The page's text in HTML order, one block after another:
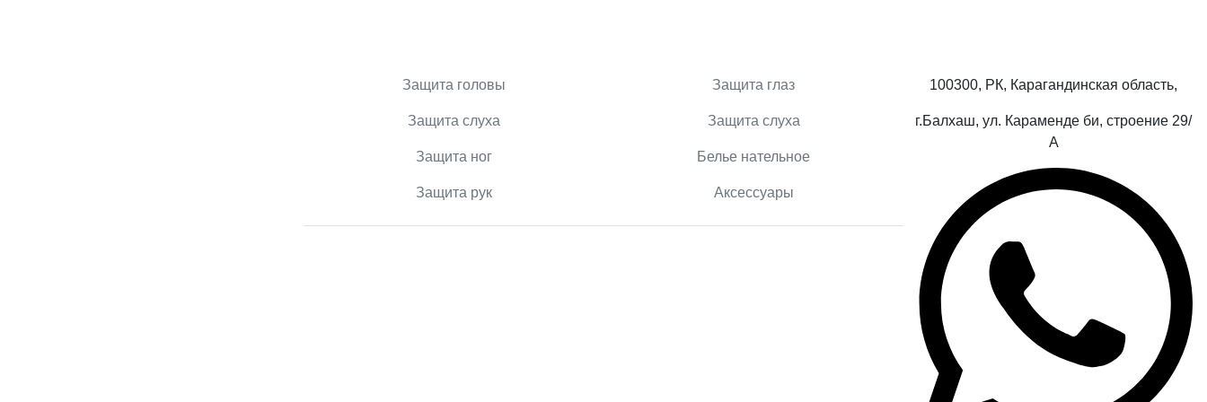
Защита головы
Защита слуха
Защита ног
Защита рук
Защита глаз
Защита слуха
Белье нательное
Аксессуары
100300, РК, Карагандинская область,
г.Балхаш, ул. Караменде би, строение 29/
А